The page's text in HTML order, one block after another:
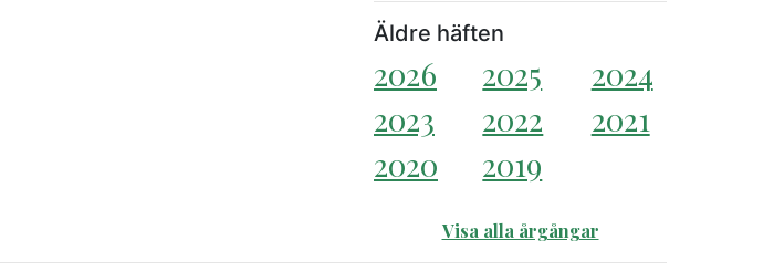
Äldre häften
2026 2025
2024
2023
2022
2021
2020
2019
Visa alla årgångar